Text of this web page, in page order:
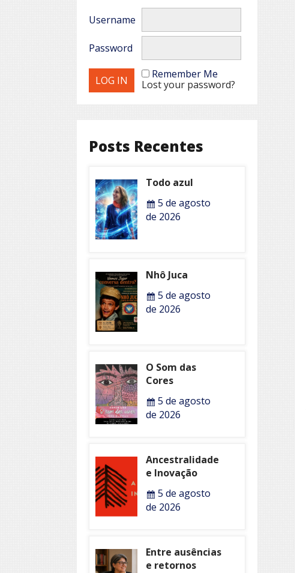
Username
Password
Remember Me
Lost your password?
Posts Recentes
Todo azul
5 de agosto
de 2026
Nhô Juca
5 de agosto
de 2026
O Som das
Cores
5 de agosto
de 2026
Ancestralidade
e Inovação
5 de agosto
de 2026
Entre ausências
e retornos